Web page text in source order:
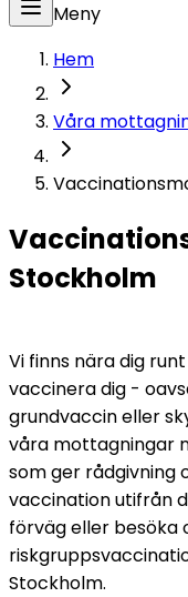
Meny
Hem
Våra
Stockholm
Vi finns nära dig
vaccinera dig -
grundvaccin eller
våra mottagningar
som ger rådgivning
vaccination utifrån
förväg eller besöka
Stockholm.